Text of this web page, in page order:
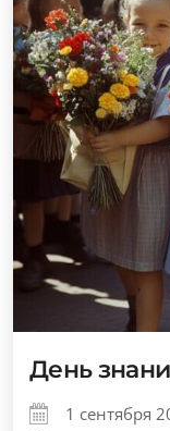
День
1 сентября